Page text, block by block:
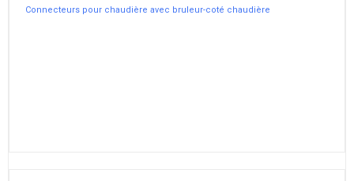
Connecteurs pour chaudière avec bruleur-coté chaudière